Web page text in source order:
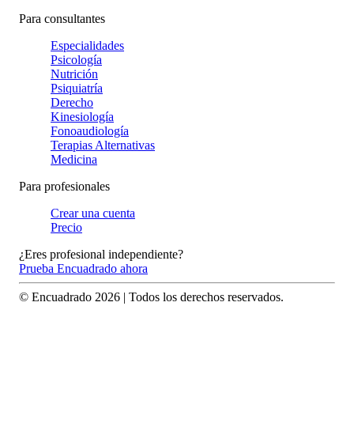
Para consultantes
Especialidades
Psicología
Nutrición
Psiquiatría
Derecho
Kinesiología
Fonoaudiología
Terapias Alternativas
Medicina
Para profesionales
Crear una cuenta
Precio
¿Eres profesional independiente?
Prueba Encuadrado ahora
© Encuadrado 2026 | Todos los derechos reservados.